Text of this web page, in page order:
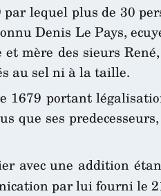
lequel plus de 30
Denis Le Pays,
mère des sieurs
au sel ni à la taille.
1679 portant
que ses
avec une addition
par lui fourni le